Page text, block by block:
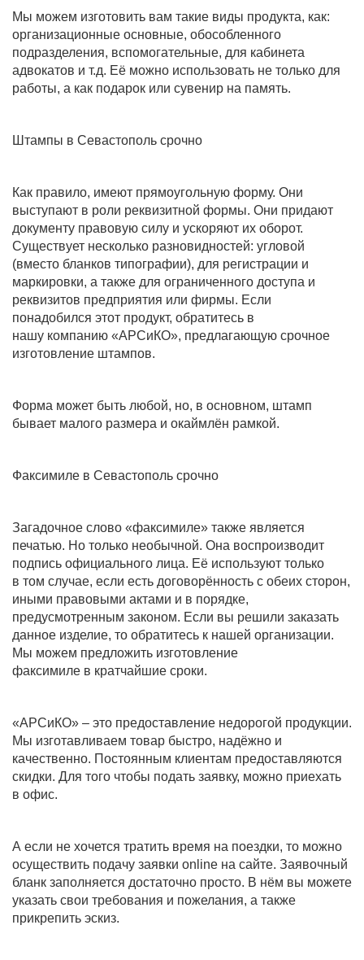
Мы можем изготовить вам такие виды продукта, как:
организационные основные, обособленного
подразделения, вспомогательные, для кабинета
адвокатов и т.д. Её можно использовать не только для
работы, а как подарок или сувенир на память.
Штампы в Севастополь срочно
Как правило, имеют прямоугольную форму. Они
выступают в роли реквизитной формы. Они придают
документу правовую силу и ускоряют их оборот.
Существует несколько разновидностей: угловой
(вместо бланков типографии), для регистрации и
маркировки, а также для ограниченного доступа и
реквизитов предприятия или фирмы. Если
понадобился этот продукт, обратитесь в
нашу компанию «АРСиКО», предлагающую срочное
изготовление штампов.
Форма может быть любой, но, в основном, штамп
бывает малого размера и окаймлён рамкой.
Факсимиле в Севастополь срочно
Загадочное слово «факсимиле» также является
печатью. Но только необычной. Она воспроизводит
подпись официального лица. Её используют только
в том случае, если есть договорённость с обеих сторон,
иными правовыми актами и в порядке,
предусмотренным законом. Если вы решили заказать
данное изделие, то обратитесь к нашей организации.
Мы можем предложить изготовление
факсимиле в кратчайшие сроки.
«АРСиКО» – это предоставление недорогой продукции.
Мы изготавливаем товар быстро, надёжно и
качественно. Постоянным клиентам предоставляются
скидки. Для того чтобы подать заявку, можно приехать
в офис.
А если не хочется тратить время на поездки, то можно
осуществить подачу заявки online на сайте. Заявочный
бланк заполняется достаточно просто. В нём вы можете
указать свои требования и пожелания, а также
прикрепить эскиз.